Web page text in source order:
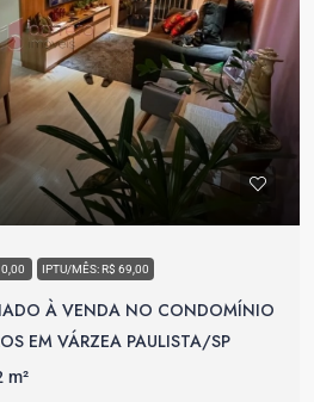
IPTU/MÊS: R$ 69,00
À VENDA NO CONDOMÍNIO
EM VÁRZEA PAULISTA/SP
m²